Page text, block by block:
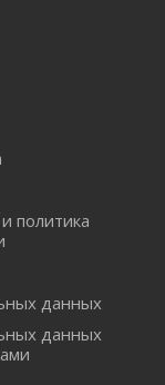
политика
данных
данных